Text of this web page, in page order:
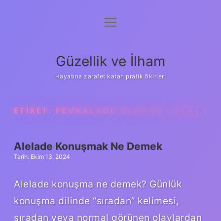
Anasayfa
Yasal Uyarı
menüyü
Güzellik ve İlham
Hayatına zarafet katan pratik fikirler!
ETIKET: FEVKALADE OLUR NE DEMEK
Alelade Konuşmak Ne Demek
Tarih: Ekim 13, 2024
Alelade konuşma ne demek? Günlük
konuşma dilinde “sıradan” kelimesi,
sıradan veya normal görünen olaylardan